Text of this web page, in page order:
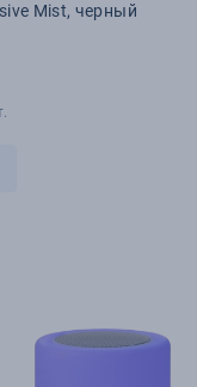
Mist, черный